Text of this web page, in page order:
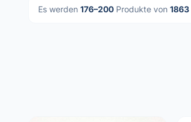
Es werden 176–200 Produkte von 1863